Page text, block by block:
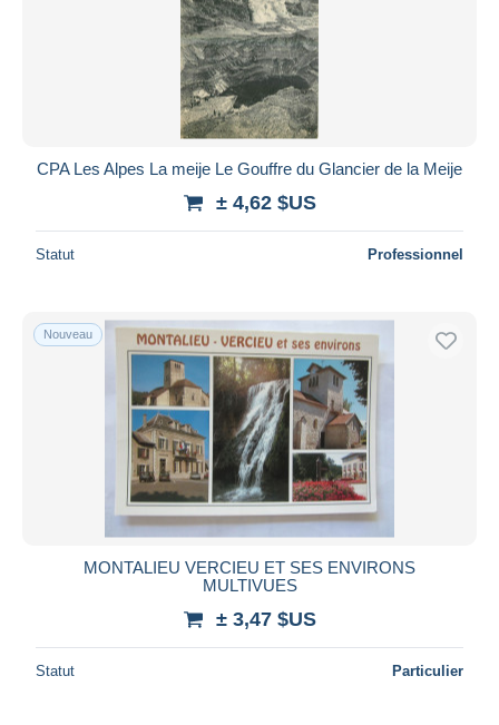
CPA Les Alpes La meije Le Gouffre du Glancier de la Meije
± 4,62 $US
Statut Professionnel
Nouveau
MONTALIEU VERCIEU ET SES ENVIRONS
MULTIVUES
± 3,47 $US
Statut Particulier